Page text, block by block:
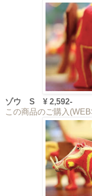
ゾウ S ¥ 2,592-
この商品のご購入